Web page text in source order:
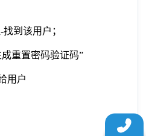
到该用户；
重置密码验证码”
用户